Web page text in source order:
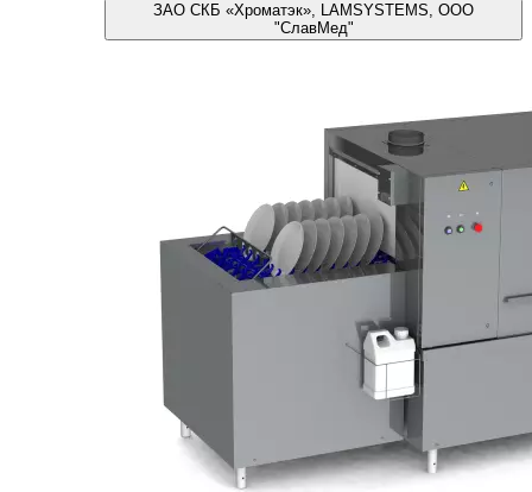
ЗАО СКБ «Хроматэк», LAMSYSTEMS, ООО
"СлавМед"